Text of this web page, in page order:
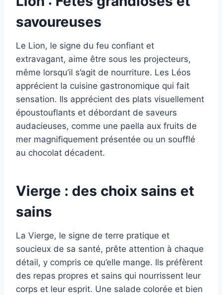
savoureuses
Le Lion, le signe du feu confiant et
extravagant, aime être sous les projecteurs,
même lorsqu’il s’agit de nourriture. Les Léos
apprécient la cuisine gastronomique qui fait
sensation. Ils apprécient des plats visuellement
époustouflants et débordant de saveurs
audacieuses, comme une paella aux fruits de
mer magnifiquement présentée ou un soufflé
au chocolat décadent.
Vierge : des choix sains et
sains
La Vierge, le signe de terre pratique et
soucieux de sa santé, prête attention à chaque
détail, y compris ce qu’elle mange. Ils préfèrent
des repas propres et sains qui nourrissent leur
corps et leur esprit. Une salade colorée et bien